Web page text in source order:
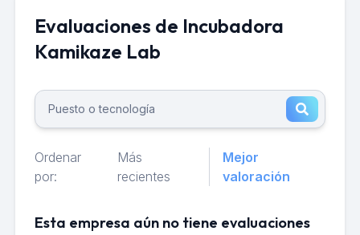
Evaluaciones de Incubadora
Kamikaze Lab
Ordenar
por:
Más
recientes
Mejor
valoración
Esta empresa aún no tiene evaluaciones